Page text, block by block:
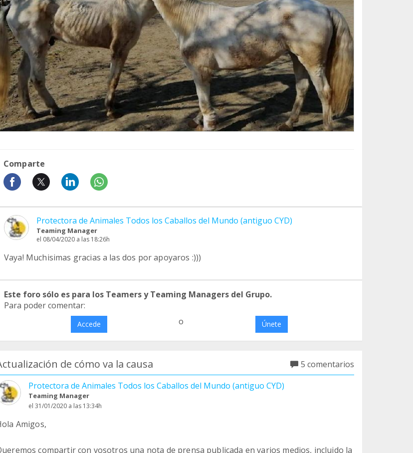
Comparte
Protectora de Animales Todos los Caballos del Mundo (antiguo CYD)
Teaming Manager
el 08/04/2020 a las 18:26h
Vaya! Muchisimas gracias a las dos por apoyaros :)))
Este foro sólo es para los Teamers y Teaming Managers del Grupo.
Para poder comentar:
Accede o Únete
de cómo va la causa
5 comentarios
Protectora de Animales Todos los Caballos del Mundo (antiguo CYD)
Teaming Manager
el 31/01/2020 a las 13:34h
Amigos,
compartir con vosotros una nota de prensa publicada en varios medios, incluido la